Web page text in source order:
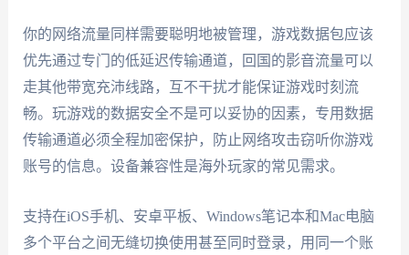
你的网络流量同样需要聪明地被管理，游戏数据包应该
优先通过专门的低延迟传输通道，回国的影音流量可以
走其他带宽充沛线路，互不干扰才能保证游戏时刻流
畅。玩游戏的数据安全不是可以妥协的因素，专用数据
传输通道必须全程加密保护，防止网络攻击窃听你游戏
账号的信息。设备兼容性是海外玩家的常见需求。
支持在iOS手机、安卓平板、Windows笔记本和Mac电脑
多个平台之间无缝切换使用甚至同时登录，用同一个账